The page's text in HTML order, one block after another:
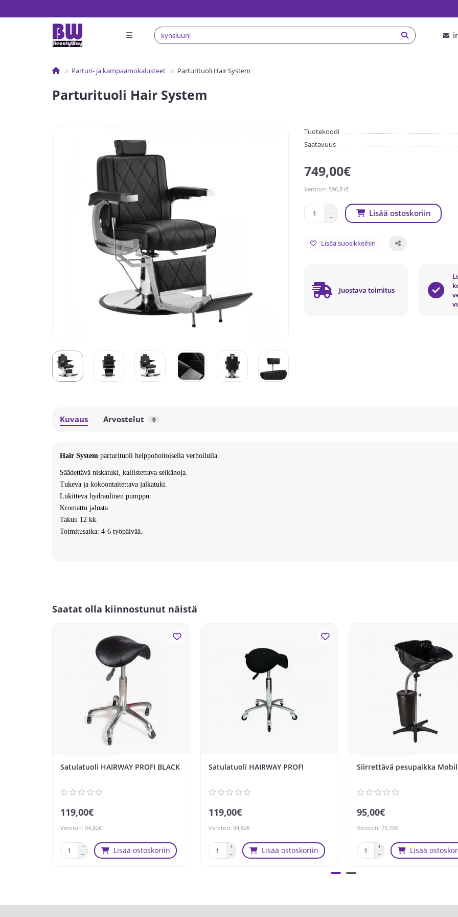
Parturi- ja kampaamokalusteet Parturituoli Hair System
Parturituoli Hair System
Tuotekoodi
Saatavuus
749,00€
Veroton: 596,81€
Lisää ostoskoriin
Lisää suosikkeihin
Juostava toimitus
Kuvaus Arvostelut 0
Hair System parturituoli helppohoitoisella verhoilulla.
Säädettävä niskatuki, kallistettava selkänoja.
Tukeva ja kokoontaitettava jalkatuki.
Lukitteva hydraulinen pumppu.
Kromattu jalusta.
Takuu 12 kk.
Toimitusaika: 4-6 työpäivää.
Saatat olla kiinnostunut näistä
Satulatuoli HAIRWAY PROFI BLACK
119,00€
Veroton: 94,82€
Lisää ostoskoriin
Satulatuoli HAIRWAY PROFI
119,00€
Veroton: 94,82€
Lisää ostoskoriin
Siirrettävä pesupaikka
95,00€
Veroton: 75,70€
Lisää